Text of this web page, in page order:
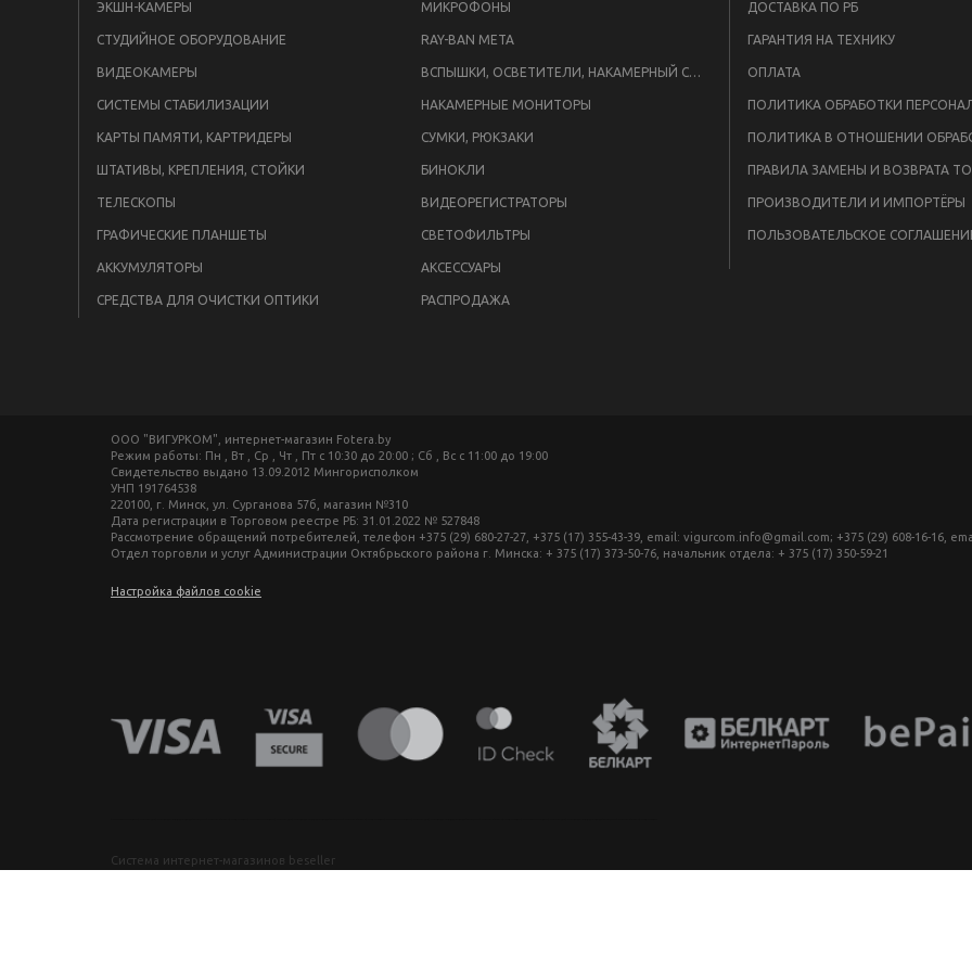
ЭКШН-КАМЕРЫ МИКРОФОНЫ
СТУДИЙНОЕ ОБОРУДОВАНИЕ RAY-BAN META
ВИДЕОКАМЕРЫ ВСПЫШКИ, ОСВЕТИТЕЛИ, НАКАМЕРНЫЙ СВЕТ
СИСТЕМЫ СТАБИЛИЗАЦИИ НАКАМЕРНЫЕ МОНИТОРЫ
КАРТЫ ПАМЯТИ, КАРТРИДЕРЫ СУМКИ, РЮКЗАКИ
ШТАТИВЫ, КРЕПЛЕНИЯ, СТОЙКИ БИНОКЛИ
ТЕЛЕСКОПЫ ВИДЕОРЕГИСТРАТОРЫ
ГРАФИЧЕСКИЕ ПЛАНШЕТЫ СВЕТОФИЛЬТРЫ
АККУМУЛЯТОРЫ АКСЕССУАРЫ
СРЕДСТВА ДЛЯ ОЧИСТКИ ОПТИКИ РАСПРОДАЖА
ДОСТАВКА ПО РБ
ГАРАНТИЯ НА ТЕХНИКУ
ОПЛАТА
ПРАВИЛА ЗАМЕНЫ И ВОЗВРАТА
ПРОИЗВОДИТЕЛИ И ИМПОРТЁРЫ
ПОЛЬЗОВАТЕЛЬСКОЕ
ООО "ВИГУРКОМ", интернет-магазин Fotera.by
Режим работы: Пн , Вт , Ср , Чт , Пт c 10:30 до 20:00 ; Сб , Вс c 11:00 до 19:00
Свидетельство выдано 13.09.2012 Мингорисполком
УНП 191764538
220100, г. Минск, ул. Сурганова 57б, магазин №310
Дата регистрации в Торговом реестре РБ: 31.01.2022 № 527848
Рассмотрение обращений потребителей, телефон +375 (29) 680-27-27, +375 (17) 355-43-39, email: vigurcom.info@gmail.com; +375 (29) 608-16-16,
Отдел торговли и услуг Администрации Октябрьского района г. Минска: + 375 (17) 373-50-76, начальник отдела: + 375 (17) 350-59-21
Настройка файлов cookie
Система интернет-магазинов beseller